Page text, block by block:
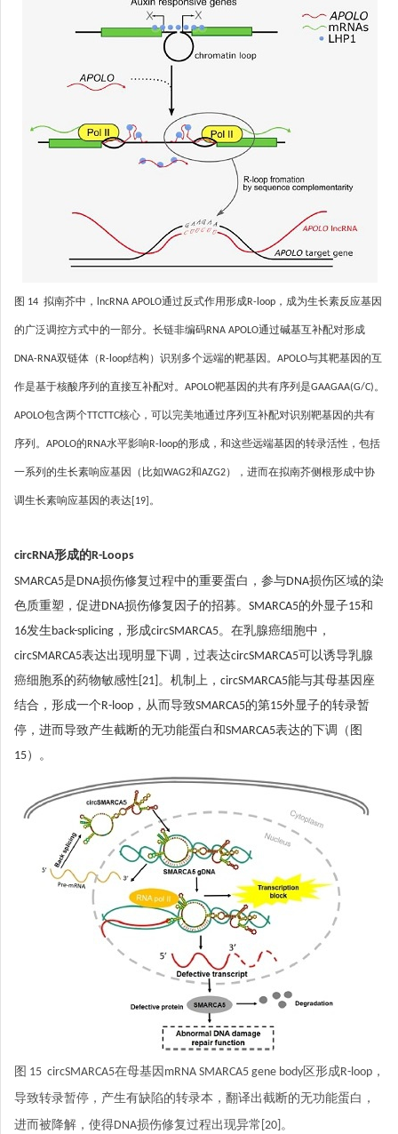
图 14 拟南芥中，lncRNA APOLO通过反式作用形成R-loop，成为生长素反应基因
的广泛调控方式中的一部分。长链非编码RNA APOLO通过碱基互补配对形成
DNA-RNA双链体（R-loop结构）识别多个远端的靶基因。APOLO与其靶基因的互
作是基于核酸序列的直接互补配对。APOLO靶基因的共有序列是GAAGAA(G/C)。
APOLO包含两个TTCTTC核心，可以完美地通过序列互补配对识别靶基因的共有
序列。APOLO的RNA水平影响R-loop的形成，和这些远端基因的转录活性，包括
一系列的生长素响应基因（比如WAG2和AZG2），进而在拟南芥侧根形成中协
调生长素响应基因的表达[19]。
circRNA形成的R-Loops
SMARCA5是DNA损伤修复过程中的重要蛋白，参与DNA损伤区域的染
色质重塑，促进DNA损伤修复因子的招募。SMARCA5的外显子15和
16发生back-splicing，形成circSMARCA5。在乳腺癌细胞中，
circSMARCA5表达出现明显下调，过表达circSMARCA5可以诱导乳腺
癌细胞系的药物敏感性[21]。机制上，circSMARCA5能与其母基因座
结合，形成一个R-loop，从而导致SMARCA5的第15外显子的转录暂
停，进而导致产生截断的无功能蛋白和SMARCA5表达的下调（图
15）。
图 15 circSMARCA5在母基因mRNA SMARCA5 gene body区形成R-loop，
导致转录暂停，产生有缺陷的转录本，翻译出截断的无功能蛋白，
进而被降解，使得DNA损伤修复过程出现异常[20]。